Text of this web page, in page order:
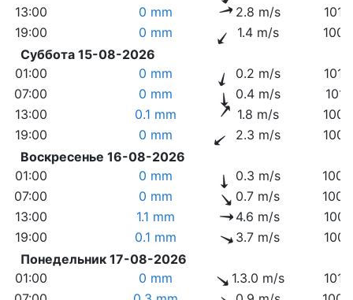
13:00
0 mm 2.8 m/s
19:00
0 mm 1.4 m/s
Суббота 15-08-2026
01:00
0 mm 0.2 m/s
07:00
0 mm 0.4 m/s
13:00
0.1 mm 1.8 m/s
19:00
0 mm 2.3 m/s
Воскресенье 16-08-2026
01:00
0 mm 0.3 m/s
07:00
0 mm 0.7 m/s
13:00
1.1 mm 4.6 m/s
19:00
0.1 mm 3.7 m/s
Понедельник 17-08-2026
01:00
0 mm 1.3.0 m/s